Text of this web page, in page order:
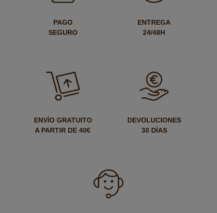
PAGO
SEGURO
ENTREGA
24/48H
ENVÍO GRATUITO
A PARTIR DE 40€
DEVOLUCIONES
30 DÍAS